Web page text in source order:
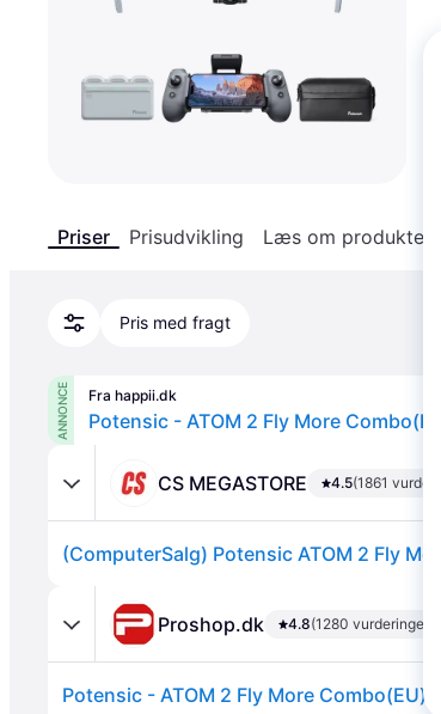
Priser Prisudvikling Læs om produktet
Pris med fragt
ANNONCE Fra happii.dk
Potensic - ATOM 2 Fly More
CS MEGASTORE 4.5(1861
(ComputerSalg) Potensic ATOM 2 Fly
Proshop.dk 4.8(1280 vurderinger)
Potensic - ATOM 2 Fly More Combo(EU) -